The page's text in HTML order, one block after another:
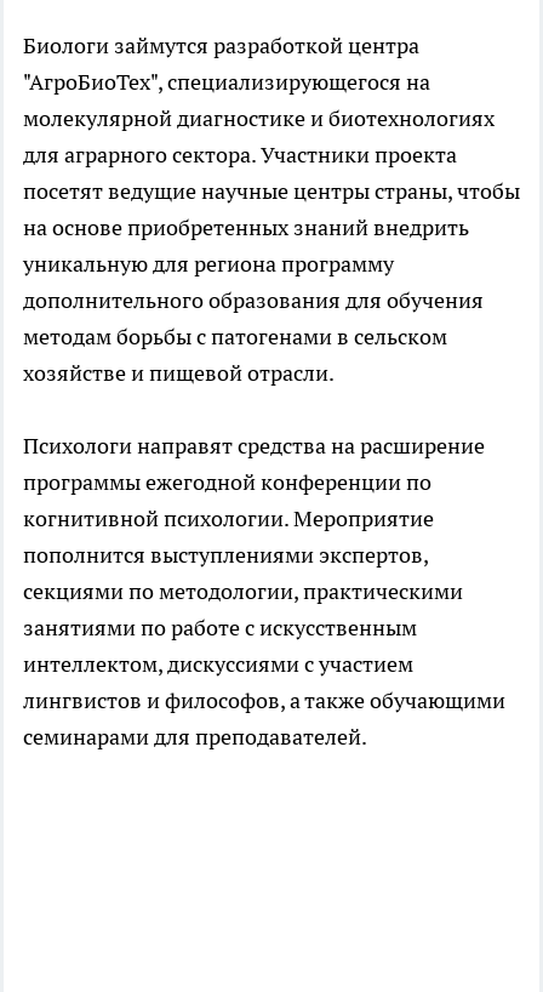
Биологи займутся разработкой центра
"АгроБиоТех", специализирующегося на
молекулярной диагностике и биотехнологиях
для аграрного сектора. Участники проекта
посетят ведущие научные центры страны, чтобы
на основе приобретенных знаний внедрить
уникальную для региона программу
дополнительного образования для обучения
методам борьбы с патогенами в сельском
хозяйстве и пищевой отрасли.
Психологи направят средства на расширение
программы ежегодной конференции по
когнитивной психологии. Мероприятие
пополнится выступлениями экспертов,
секциями по методологии, практическими
занятиями по работе с искусственным
интеллектом, дискуссиями с участием
лингвистов и философов, а также обучающими
семинарами для преподавателей.